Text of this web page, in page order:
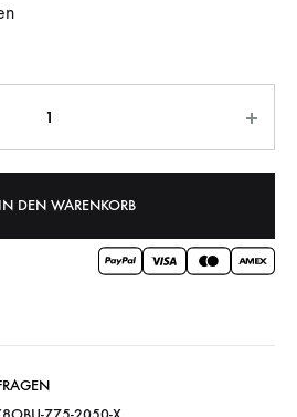
IN DEN WARENKORB